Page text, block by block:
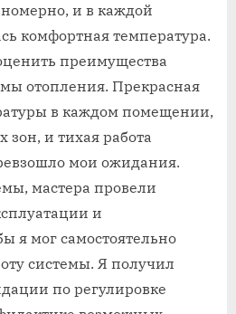
и в каждой
комфортная температура.
преимущества
отопления. Прекрасная
в каждом помещении‚
зон‚ и тихая работа
мои ожидания.
мастера провели
и
я мог самостоятельно
системы. Я получил
по регулировке